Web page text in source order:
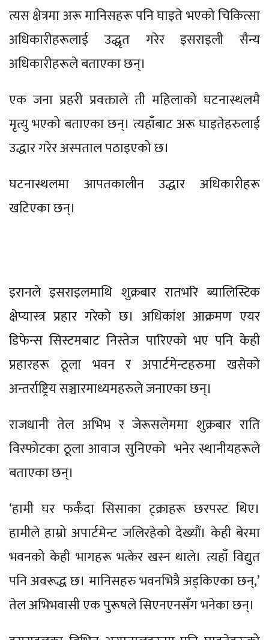
त्यस क्षेत्रमा अरू मानिसहरू पनि घाइते भएको चिकित्सा
अधिकारीहरूलाई उद्धृत गरेर इसराइली सैन्य
अधिकारीहरूले बताएका छन्।
एक जना प्रहरी प्रवक्ताले ती महिलाको घटनास्थलमै
मृत्यु भएको बताएका छन्। त्यहाँबाट अरू घाइतेहरुलाई
उद्धार गरेर अस्पताल पठाइएको छ।
घटनास्थलमा आपतकालीन उद्धार अधिकारीहरू
खटिएका छन्।
इरानले इसराइलमाथि शुक्रबार रातभरि ब्यालिस्टिक
क्षेप्यास्त्र प्रहार गरेको छ। अधिकांश आक्रमण एयर
डिफेन्स सिस्टमबाट निस्तेज पारिएको भए पनि केही
प्रहारहरू ठूला भवन र अपार्टमेन्टहरुमा खसेको
अन्तर्राष्ट्रिय सञ्चारमाध्यमहरुले जनाएका छन्।
राजधानी तेल अभिभ र जेरूसलेममा शुक्रबार राति
विस्फोटका ठूला आवाज सुनिएको भनेर स्थानीयहरूले
बताएका छन्।
‘हामी घर फर्कँदा सिसाका ट्क्राहरू छरपस्ट थिए।
हामीले हाम्रो अपार्टमेन्ट जलिरहेको देख्यौं। केही बेरमा
भवनको केही भागहरू भत्केर खस्न थाले। त्यहाँ विद्युत
पनि अवरूद्ध छ। मानिसहरु भवनभित्रै अड्किएका छन्,’
तेल अभिभवासी एक पुरूषले सिएनएनसँग भनेका छन्।